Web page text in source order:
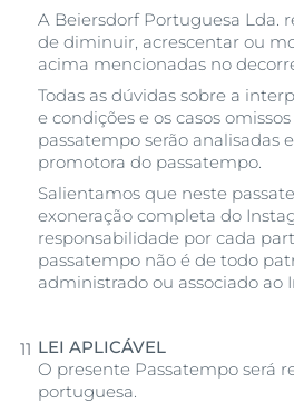
A Beiersdorf Portuguesa Lda.
de diminuir, acrescentar ou
acima mencionadas no
Todas as dúvidas sobre a
e condições e os casos
passatempo serão analisadas
promotora do passatempo.
Salientamos que neste
exoneração completa do
responsabilidade por cada
passatempo não é de todo
administrado ou associado ao
LEI APLICÁVEL
O presente Passatempo será
portuguesa.